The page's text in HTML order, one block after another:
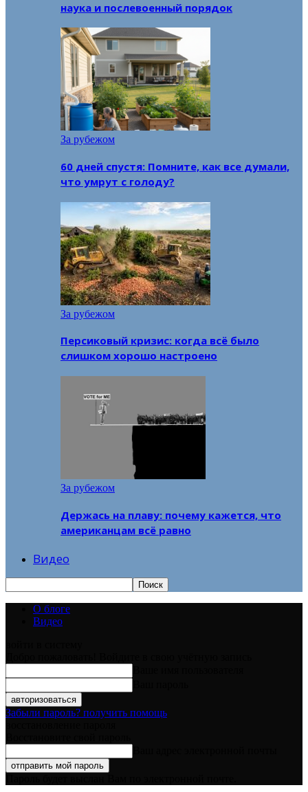
наука и послевоенный порядок
За рубежом
60 дней спустя: Помните, как все думали,
что умрут с голоду?
За рубежом
Персиковый кризис: когда всё было
слишком хорошо настроено
За рубежом
Держась на плаву: почему кажется, что
американцам всё равно
Видео
О блоге
Видео
Забыли пароль? получить помощь